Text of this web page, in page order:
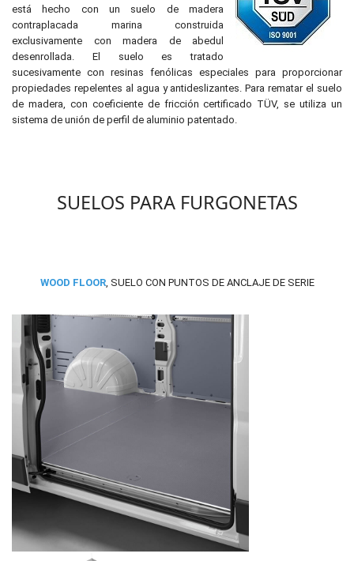
está hecho con un suelo de madera
contraplacada marina construida
exclusivamente con madera de abedul
desenrollada. El suelo es tratado
sucesivamente con resinas fenólicas especiales para proporcionar
propiedades repelentes al agua y antideslizantes. Para rematar el suelo
de madera, con coeficiente de fricción certificado TÜV, se utiliza un
sistema de unión de perfil de aluminio patentado.
SUELOS PARA FURGONETAS
WOOD FLOOR, SUELO CON PUNTOS DE ANCLAJE DE SERIE